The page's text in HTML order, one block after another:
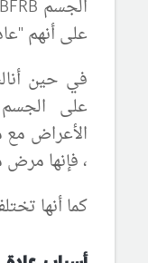
الجسم BFRB ، لكن يمكن
على أنهم
في حين
الأعراض مع
، فإنها مرض
كما أنها